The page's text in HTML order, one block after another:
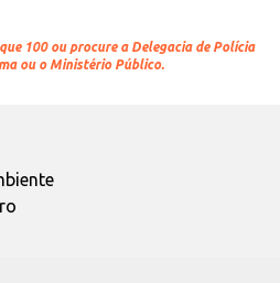
100 ou procure a Delegacia de Polícia
ou o Ministério Público.